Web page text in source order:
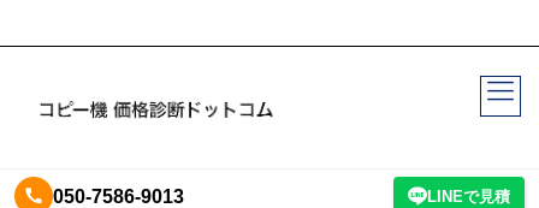
050-7586-9013 LINEで見積